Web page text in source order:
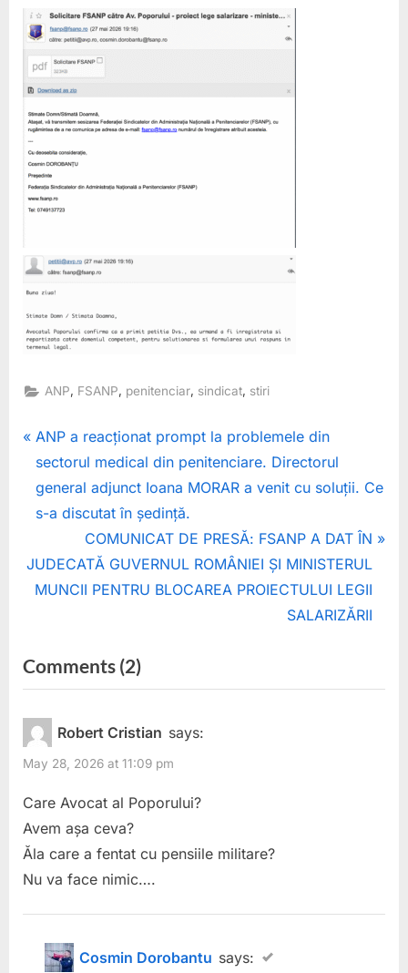
ANP, FSANP, penitenciar, sindicat, stiri
Post
navigation
P
r
e
v
o
u
o
s
t
:
ANP a reacționat prompt la problemele din
sectorul medical din penitenciare. Directorul
general adjunct Ioana MORAR a venit cu soluții. Ce
s-a discutat în ședință.
N
e
x
o
s
:
COMUNICAT DE PRESĂ: FSANP A DAT ÎN
JUDECATĂ GUVERNUL ROMÂNIEI ȘI MINISTERUL
MUNCII PENTRU BLOCAREA PROIECTULUI LEGII
SALARIZĂRII
Comments (2)on
“COMUNICAT
PRESĂ:
FSANP
a
Avocatul
Poporului:
un
Guvern
Robert Cristian says:
May 28, 2026 at 11:09 pm
Care Avocat al Poporului?
Avem așa ceva?
Ăla care a fentat cu pensiile militare?
Nu va face nimic….
Cosmin Dorobantu says: